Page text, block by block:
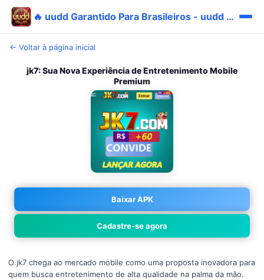
🔥 uudd Garantido Para Brasileiros - uudd Oficial Carteira Vantagem ⭐
← Voltar à página inicial
jk7: Sua Nova Experiência de Entretenimento Mobile
Premium
Baixar APK
Cadastre-se agora
O jk7 chega ao mercado mobile como uma proposta inovadora para
quem busca entretenimento de alta qualidade na palma da mão.